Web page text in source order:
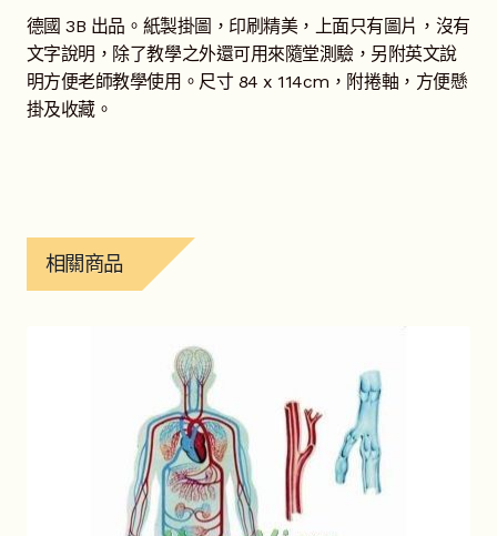
德國 3B 出品。紙製掛圖，印刷精美，上面只有圖片，沒有
文字說明，除了教學之外還可用來隨堂測驗，另附英文說
明方便老師教學使用。尺寸 84 x 114cm，附捲軸，方便懸
掛及收藏。
相關商品